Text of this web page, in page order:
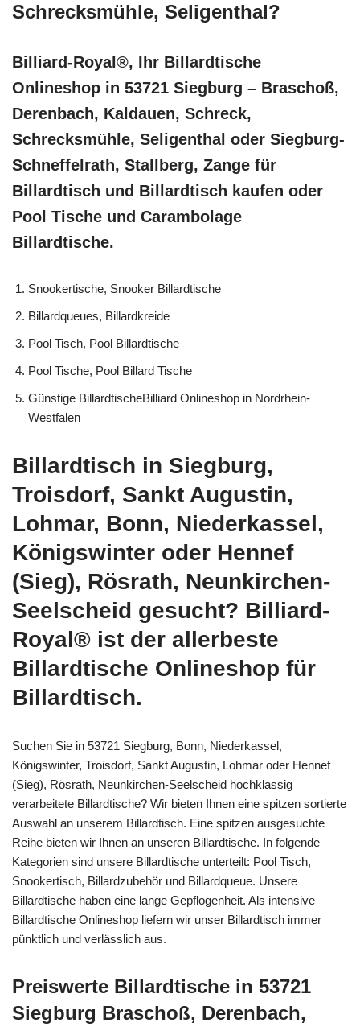
Schrecksmühle, Seligenthal?
Billiard-Royal®, Ihr Billardtische
Onlineshop in 53721 Siegburg – Braschoß,
Derenbach, Kaldauen, Schreck,
Schrecksmühle, Seligenthal oder Siegburg-
Schneffelrath, Stallberg, Zange für
Billardtisch und Billardtisch kaufen oder
Pool Tische und Carambolage
Billardtische.
Snookertische, Snooker Billardtische
Billardqueues, Billardkreide
Pool Tisch, Pool Billardtische
Pool Tische, Pool Billard Tische
Günstige BillardtischeBilliard Onlineshop in Nordrhein-
Westfalen
Billardtisch in Siegburg,
Troisdorf, Sankt Augustin,
Lohmar, Bonn, Niederkassel,
Königswinter oder Hennef
(Sieg), Rösrath, Neunkirchen-
Seelscheid gesucht? Billiard-
Royal® ist der allerbeste
Billardtische Onlineshop für
Billardtisch.
Suchen Sie in 53721 Siegburg, Bonn, Niederkassel,
Königswinter, Troisdorf, Sankt Augustin, Lohmar oder Hennef
(Sieg), Rösrath, Neunkirchen-Seelscheid hochklassig
verarbeitete Billardtische? Wir bieten Ihnen eine spitzen sortierte
Auswahl an unserem Billardtisch. Eine spitzen ausgesuchte
Reihe bieten wir Ihnen an unseren Billardtische. In folgende
Kategorien sind unsere Billardtische unterteilt: Pool Tisch,
Snookertisch, Billardzubehör und Billardqueue. Unsere
Billardtische haben eine lange Gepflogenheit. Als intensive
Billardtische Onlineshop liefern wir unser Billardtisch immer
pünktlich und verlässlich aus.
Preiswerte Billardtische in 53721
Siegburg Braschoß, Derenbach,